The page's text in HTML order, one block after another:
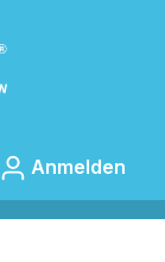
Anmelden